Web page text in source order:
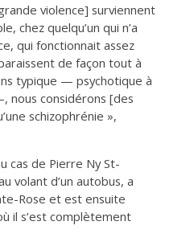
violence] surviennent
chez quelqu’un qui n’a
qui fonctionnait assez
de façon tout à
typique — psychotique à
nous considérons [des
schizophrénie »,
cas de Pierre Ny St-
volant d’un autobus, a
Rose et est ensuite
il s’est complètement